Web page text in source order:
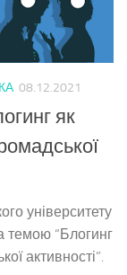
08.12.2021
як
університету
темою “Блогинг
активності”.